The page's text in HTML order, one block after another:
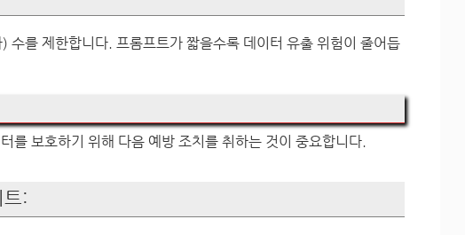
수를 제한합니다. 프롬프트가 짧을수록 데이터 유출 위험이 줄어듭
를 보호하기 위해 다음 예방 조치를 취하는 것이 중요합니다.
: